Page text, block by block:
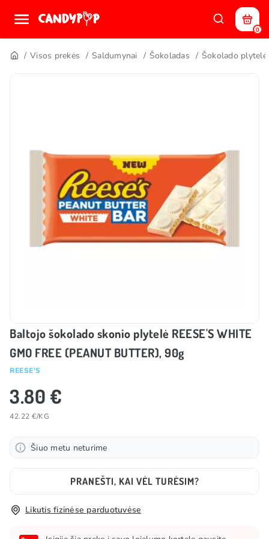
0
Visos prekės Saldumynai Šokoladas Šokolado
Baltojo šokolado skonio plytelė REESE'S WHITE
GMO FREE (PEANUT BUTTER), 90g
REESE'S
3.80 €
42.22 €/KG
Šiuo metu neturime
PRANEŠTI, KAI VĖL TURĖSIM?
Likutis fizinėse parduotuvėse